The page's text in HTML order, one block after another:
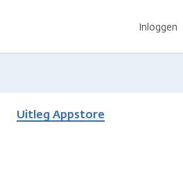
Inloggen
Uitleg Appstore